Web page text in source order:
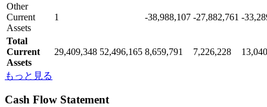
Other
Current
Assets
1 -38,988,107 -27,882,761 -
Total
Current
Assets
29,409,348 52,496,165 8,659,791 7,226,228
もっと見る
Cash Flow Statement